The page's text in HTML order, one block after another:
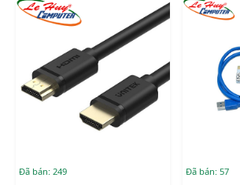
Đã bán: 249 Đã bán: 57